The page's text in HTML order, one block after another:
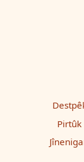
Pirtûk